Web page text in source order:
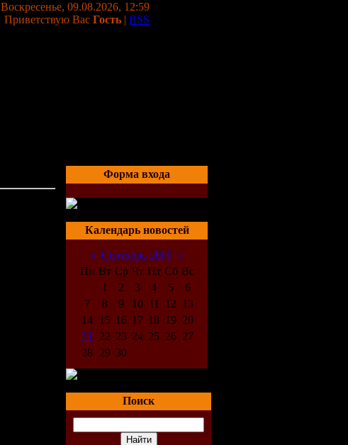
Воскресенье, 09.08.2026, 12:59
Приветствую Вас Гость | RSS
Форма входа
Календарь новостей
« Сентябрь 2009 »
Пн Вт Ср Чт Пт Сб Вс
1
2 3 4 5
6
7
8 9 10 11 12
13
14
15 16 17 18 19 20
21
22 23 24 25 26 27
28 29 30
Поиск